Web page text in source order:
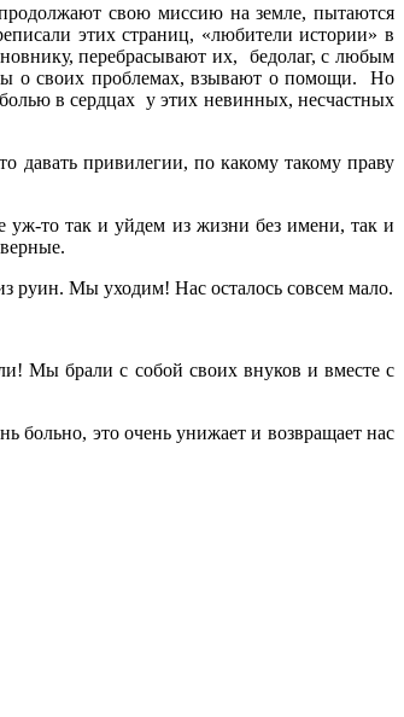
свою миссию на земле, пытаются
этих страниц, «любители истории» в
перебрасывают их, бедолаг, с любым
о своих проблемах, взывают о помощи. Но
в сердцах у этих невинных, несчастных
давать привилегии, по какому такому праву
то так и уйдем из жизни без имени, так и
руин. Мы уходим! Нас осталось совсем мало.
Мы брали с собой своих внуков и вместе с
больно, это очень унижает и возвращает нас